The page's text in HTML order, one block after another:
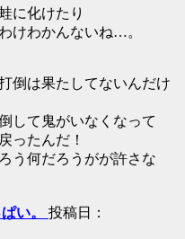
に化けたり
けわかんないね…。
倒は果たしてないんだけ
して鬼がいなくなって
ったんだ！
う何だろうがが許さな
い。 投稿日：